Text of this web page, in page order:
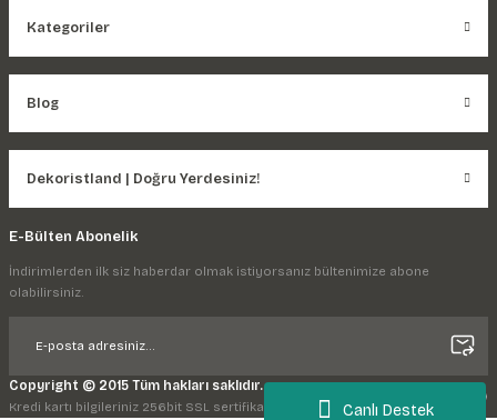
Canlı Destek
Kategoriler
Blog
Dekoristland | Doğru Yerdesiniz!
E-Bülten Abonelik
İndirimlerden ilk siz haberdar olmak istiyorsanız bültenimize abone
olabilirsiniz.
Copyright © 2015 Tüm hakları saklıdır.
Kredi kartı bilgileriniz 256bit SSL sertifikası ile korunmaktadır.